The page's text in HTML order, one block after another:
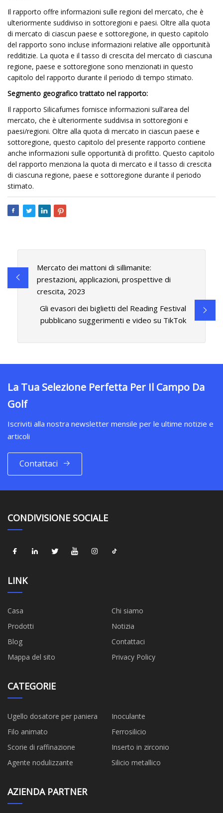
Il rapporto offre informazioni sulle regioni del mercato, che è
ulteriormente suddiviso in sottoregioni e paesi. Oltre alla quota
di mercato di ciascun paese e sottoregione, in questo capitolo
del rapporto sono incluse informazioni relative alle opportunità
redditizie. La quota e il tasso di crescita del mercato di ciascuna
regione, paese e sottoregione sono menzionati in questo
capitolo del rapporto durante il periodo di tempo stimato.
Segmento geografico trattato nel rapporto:
Il rapporto Silicafumes fornisce informazioni sull’area del
mercato, che è ulteriormente suddivisa in sottoregioni e
paesi/regioni. Oltre alla quota di mercato in ciascun paese e
sottoregione, questo capitolo del presente rapporto contiene
anche informazioni sulle opportunità di profitto. Questo capitolo
del rapporto menziona la quota di mercato e il tasso di crescita
di ciascuna regione, paese e sottoregione durante il periodo
stimato.
Mercato dei mattoni di sillimanite:
prestazioni, applicazioni, prospettive di
crescita, 2023
Gli evasori dei biglietti del Reading Festival
pubblicano suggerimenti e video su TikTok
La Tua Selezione Perfetta Per Il Campo Da
Golf
Iscriviti alla nostra newsletter mensile per le ultime notizie e
articoli
Contattaci
CONDIVISIONE SOCIALE
LINK
Casa
Chi siamo
Prodotti
Notizia
Blog
Contattaci
Mappa del sito
Privacy Policy
CATEGORIE
Ugello dosatore per paniera
Inoculante
Filo animato
Ferrosilicio
Scorie di raffinazione
Inserto in zirconio
Agente nodulizzante
Silicio metallico
AZIENDA PARTNER